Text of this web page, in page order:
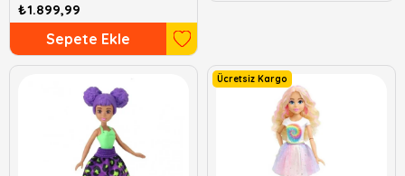
₺1.899,99
Sepete Ekle
Ücretsiz Kargo